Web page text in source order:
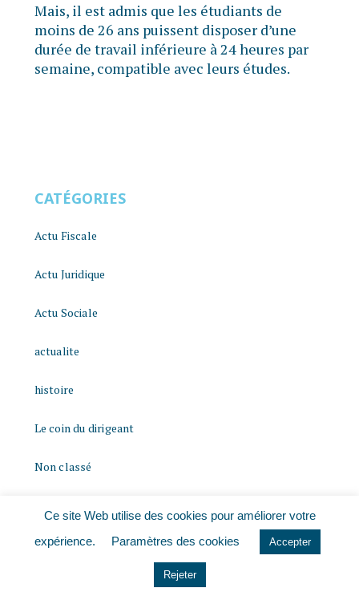
Mais, il est admis que les étudiants de
moins de 26 ans puissent disposer d’une
durée de travail inférieure à 24 heures par
semaine, compatible avec leurs études.
CATÉGORIES
Actu Fiscale
Actu Juridique
Actu Sociale
actualite
histoire
Le coin du dirigeant
Non classé
Ce site Web utilise des cookies pour améliorer votre
expérience.
Paramètres des cookies Accepter
Rejeter